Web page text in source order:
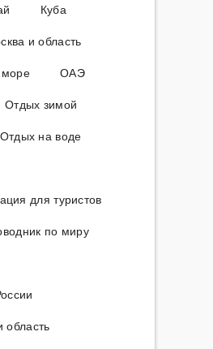
Куба
и область
ОАЭ
Отдых зимой
Отдых на воде
для туристов
по миру
область